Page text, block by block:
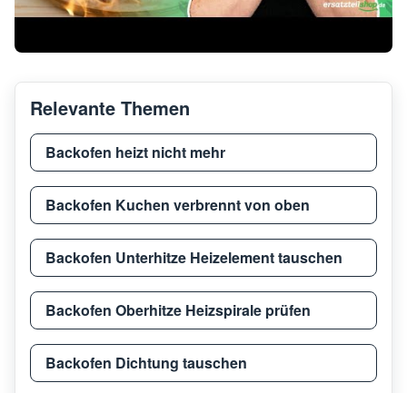
Relevante Themen
Backofen heizt nicht mehr
Backofen Kuchen verbrennt von oben
Backofen Unterhitze Heizelement tauschen
Backofen Oberhitze Heizspirale prüfen
Backofen Dichtung tauschen